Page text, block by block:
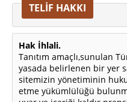
TELİF HAKKI
Hak İhlali.
Tanıtım amaçlı,sunulan
yasada belirlenen bir yer
sitemizin yönetiminin
etme yükümlülüğü